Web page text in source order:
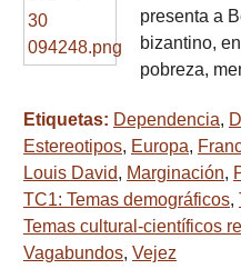
presenta a
bizantino,
pobreza,
Etiquetas: Dependencia,
Estereotipos, Europa,
Louis David, Marginación,
TC1: Temas demográficos,
Temas cultural-científicos
Vagabundos, Vejez